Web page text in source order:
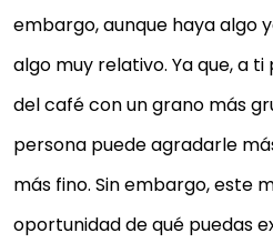
embargo, aunque haya algo
algo muy relativo. Ya que, a
del café con un grano más
persona puede agradarle
más fino. Sin embargo, este
oportunidad de qué puedas